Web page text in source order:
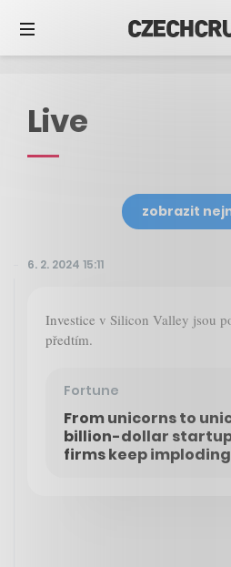
Live
zobrazit
6. 2. 2024 15:11
Investice v Silicon Valley jsou
předtím.
Fortune
From unicorns to
billion-dollar
firms keep imploding